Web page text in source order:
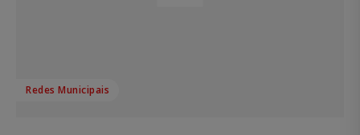
Redes Municipais